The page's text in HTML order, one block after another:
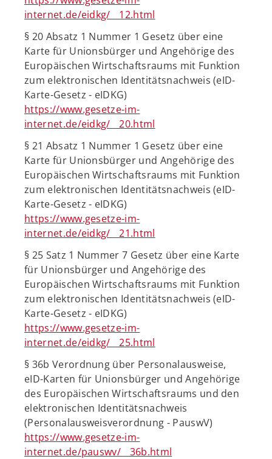
internet.de/eidkg/__12.html
§ 20 Absatz 1 Nummer 1 Gesetz über eine
Karte für Unionsbürger und Angehörige des
Europäischen Wirtschaftsraums mit Funktion
zum elektronischen Identitätsnachweis (eID-
Karte-Gesetz - eIDKG)
https://www.gesetze-im-
internet.de/eidkg/__20.html
§ 21 Absatz 1 Nummer 1 Gesetz über eine
Karte für Unionsbürger und Angehörige des
Europäischen Wirtschaftsraums mit Funktion
zum elektronischen Identitätsnachweis (eID-
Karte-Gesetz - eIDKG)
https://www.gesetze-im-
internet.de/eidkg/__21.html
§ 25 Satz 1 Nummer 7 Gesetz über eine Karte
für Unionsbürger und Angehörige des
Europäischen Wirtschaftsraums mit Funktion
zum elektronischen Identitätsnachweis (eID-
Karte-Gesetz - eIDKG)
https://www.gesetze-im-
internet.de/eidkg/__25.html
§ 36b Verordnung über Personalausweise,
eID-Karten für Unionsbürger und Angehörige
des Europäischen Wirtschaftsraums und den
elektronischen Identitätsnachweis
(Personalausweisverordnung - PauswV)
https://www.gesetze-im-
internet.de/pauswv/__36b.html